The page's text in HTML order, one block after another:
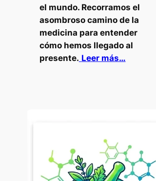
el mundo. Recorramos el
asombroso camino de la
medicina para entender
cómo hemos llegado al
presente. Leer más…